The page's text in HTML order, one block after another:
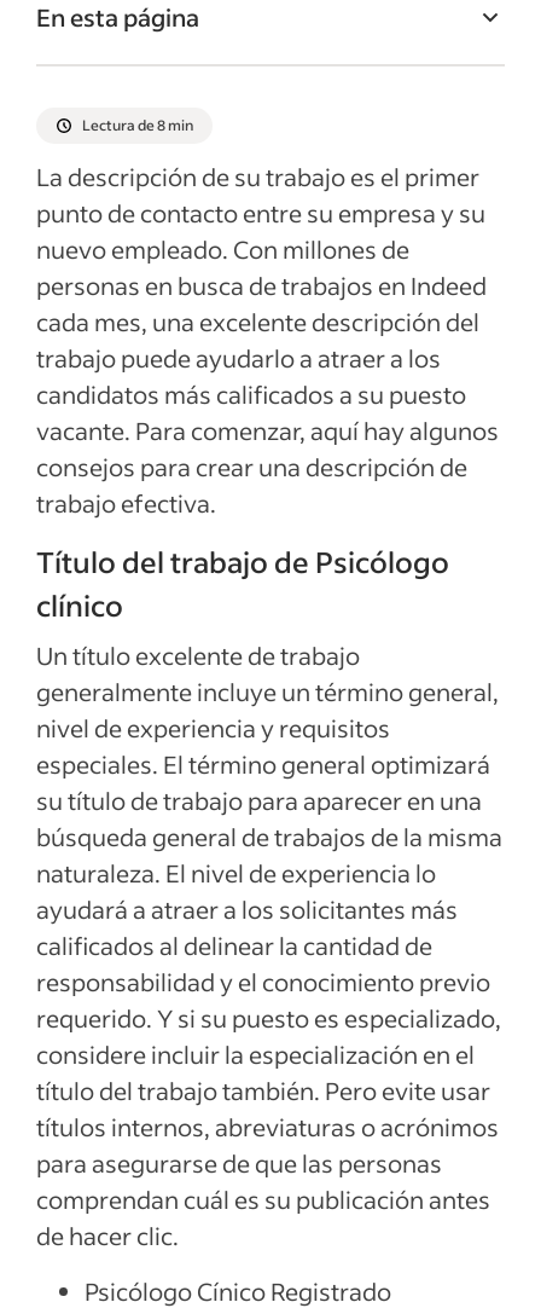
En esta página
Resumen del trabajo de Psicólogo clínico
Responsabilidades y Deberes de Psicólogo
clínico
Calificaciones y habilidades de Psicólogo
Ejemplos de descripciones del empleo
Ver más
Lectura de 8 min
La descripción de su trabajo es el primer
punto de contacto entre su empresa y su
nuevo empleado. Con millones de
personas en busca de trabajos en Indeed
cada mes, una excelente descripción del
trabajo puede ayudarlo a atraer a los
candidatos más calificados a su puesto
vacante. Para comenzar, aquí hay algunos
consejos para crear una descripción de
trabajo efectiva.
Título del trabajo de Psicólogo
clínico
Un título excelente de trabajo
generalmente incluye un término general,
nivel de experiencia y requisitos
especiales. El término general optimizará
su título de trabajo para aparecer en una
búsqueda general de trabajos de la misma
naturaleza. El nivel de experiencia lo
ayudará a atraer a los solicitantes más
calificados al delinear la cantidad de
responsabilidad y el conocimiento previo
requerido. Y si su puesto es especializado,
considere incluir la especialización en el
título del trabajo también. Pero evite usar
títulos internos, abreviaturas o acrónimos
para asegurarse de que las personas
comprendan cuál es su publicación antes
de hacer clic.
Psicólogo Cínico Registrado